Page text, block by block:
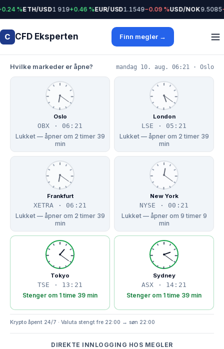
%ETH/USD1 919+0.46 %EUR/USD1.1549−0.09 %USD/NOK9.5085
C CFD Eksperten Finn megler →
Hvilke markeder er åpne? mandag 10. aug. 06:21 · Oslo
Oslo
OBX · 06:21
Lukket — åpner om 2 timer 39
min
London
LSE · 05:21
Lukket — åpner om 2 timer 39
min
Frankfurt
XETRA · 06:21
Lukket — åpner om 2 timer 39
min
New York
NYSE · 00:21
Lukket — åpner om 9 timer 9
min
Tokyo
TSE · 13:21
Stenger om 1 time 39 min
Sydney
ASX · 14:21
Stenger om 1 time 39 min
Krypto åpent 24/7 · Valuta stengt fre 22:00 → søn 22:00
DIREKTE INNLOGGING HOS MEGLER